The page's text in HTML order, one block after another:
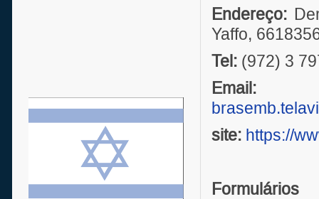
Endereço:
Yaffo,
Tel: (972) 3
Email:
site: https://
Formulários